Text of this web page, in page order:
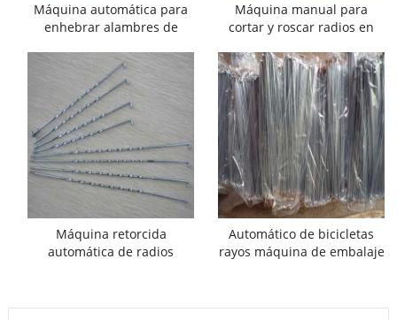
Máquina automática para
enhebrar alambres de
Máquina manual para
cortar y roscar radios en
Máquina retorcida
automática de radios
Automático de bicicletas
rayos máquina de embalaje